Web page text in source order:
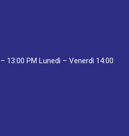
13:00 PM Lunedì – Venerdì 14:00